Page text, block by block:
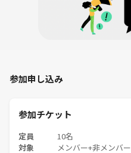
参加申し込み
参加チケット
定員 10名
対象 メンバー+非メンバー